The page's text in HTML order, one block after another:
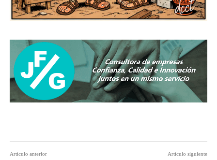
Artículo anterior Artículo siguiente